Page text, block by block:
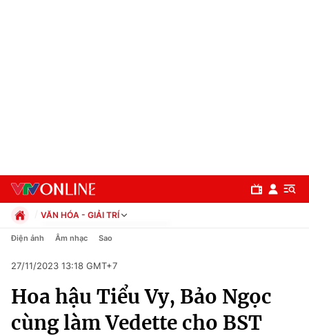
Chuyên mục
Chính trị
VĂN HÓA - GIẢI TRÍ
Chính trị
Pháp luật
Kinh tế
Thể thao
Truyền hình
Điện ảnh Âm nhạc Sao
27/11/2023 13:18 GMT+7
Hoa hậu Tiểu Vy, Bảo Ngọc
cùng làm Vedette cho BST